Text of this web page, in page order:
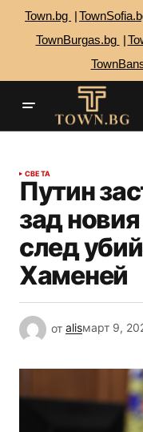
Town.bg
TownBurgas.bg
СВЕТА
Путин
зад
след
Хаменей
от alisмарт 9,